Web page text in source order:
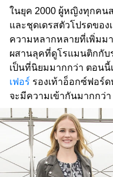
ในยุค 2000 ผู้หญิงทุกคนส
และชุดเดรสตัวโปรดขอ
ความหลากหลายที่เพิ่มม
ผสานลุคที่ดูโรแมนติกกับ
เป็นที่นิยมมากกว่า ตอนนี้
เฟอร์ รองเท้าอ็อกซ์ฟอร์
จะมีความเข้ากันมากกว่า